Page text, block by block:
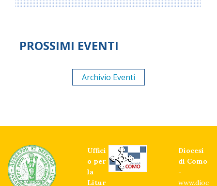
PROSSIMI EVENTI
Archivio Eventi
Uffici
o per
la
Litur
Diocesi
di Como
-
www.dioc